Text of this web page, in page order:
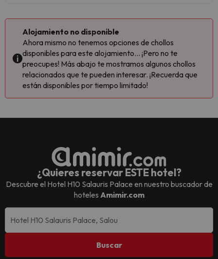
Alojamiento no disponible
Ahora mismo no tenemos opciones de chollos
disponibles para este alojamiento... ¡Pero no te
preocupes! Más abajo te mostramos algunos chollos
relacionados que te pueden interesar. ¡Recuerda que
están disponibles por tiempo limitado!
¿Quieres reservar ESTE hotel?
Descubre el Hotel H10 Salauris Palace en nuestro buscador de
hoteles Amimir.com
Buscar